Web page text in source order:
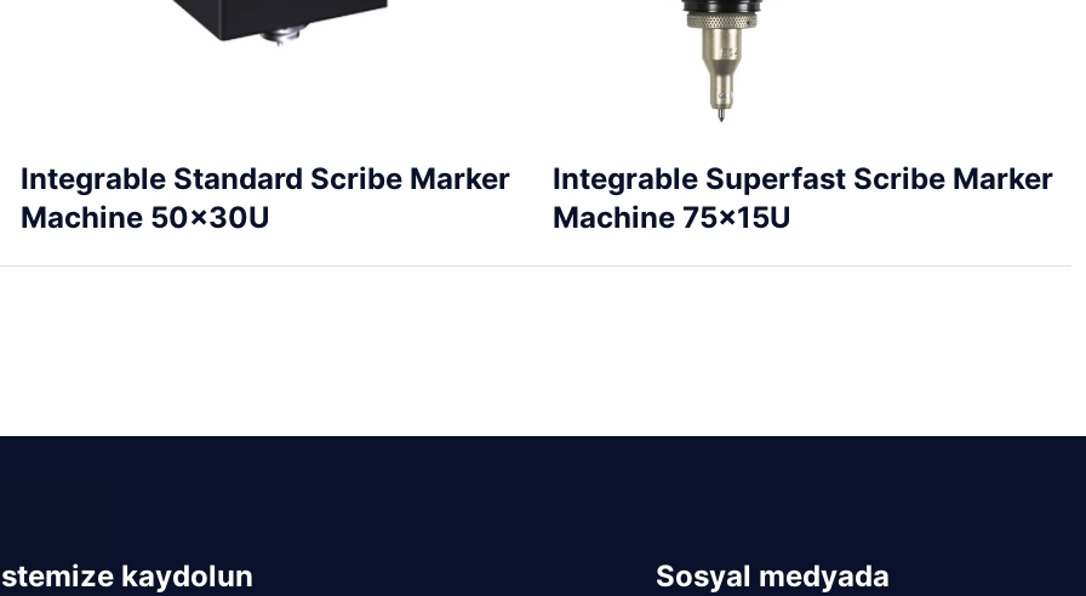
Integrable Standard Scribe Marker
Machine 50x30U
Integrable Superfast Scribe Marker
Machine 75x15U
kaydolun
Sosyal medyada